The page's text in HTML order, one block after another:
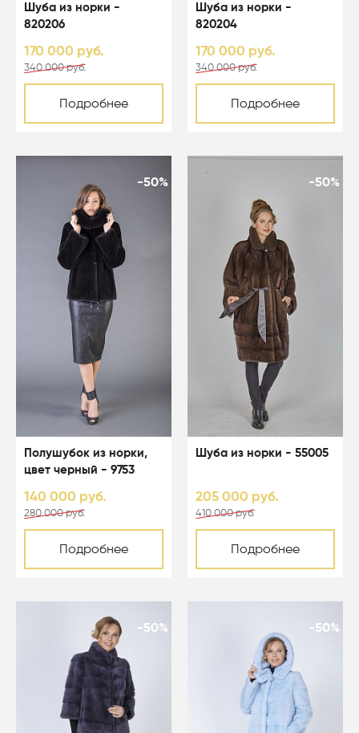
Шуба из норки -
820206
170 000 руб.
340 000 руб.
Подробнее
Шуба из норки -
820204
170 000 руб.
340 000 руб.
Подробнее
-50%
Полушубок из норки,
цвет черный - 9753
140 000 руб.
280 000 руб.
Подробнее
-50%
Шуба из норки - 55005
205 000 руб.
410 000 руб.
Подробнее
-50% -50%